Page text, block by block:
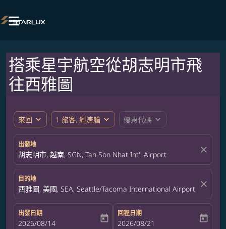

搭乘星宇航空從胡志明市飛
往西雅圖
來回 expand_more 1 旅客, 經濟艙 expand_more 優惠代碼 expand_more
出發地
胡志明市, 越南, SGN, Tan Son Nhat Int'l Airport close
目的地
西雅圖, 美國, SEA, Seattle/Tacoma International Airport close
出發日期
fc-booking-departure-date-aria-label
2026/08/14 today
回程日期
fc-booking-return-date-aria-label
2026/08/21 today